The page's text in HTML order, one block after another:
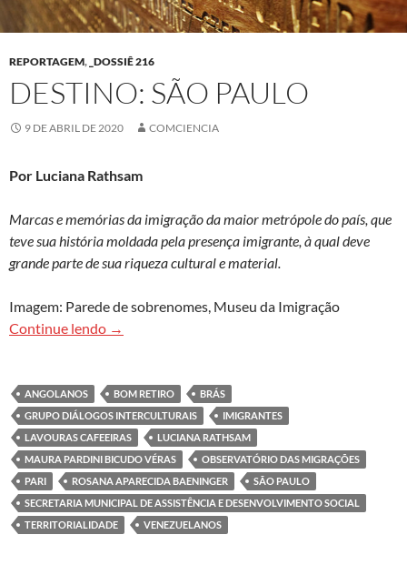
REPORTAGEM, _DOSSIÊ 216
DESTINO: SÃO PAULO
9 DE ABRIL DE 2020 COMCIENCIA
Por Luciana Rathsam
Marcas e memórias da imigração da maior metrópole do país, que
teve sua história moldada pela presença imigrante, à qual deve
grande parte de sua riqueza cultural e material.
Imagem: Parede de sobrenomes, Museu da Imigração
Continue lendo Destino: São Paulo
→
ANGOLANOS BOM RETIRO
BRÁS
GRUPO DIÁLOGOS INTERCULTURAIS
IMIGRANTES
LAVOURAS CAFEEIRAS
LUCIANA RATHSAM
MAURA PARDINI BICUDO VÉRAS
OBSERVATÓRIO DAS MIGRAÇÕES
PARI
ROSANA APARECIDA BAENINGER
SÃO PAULO
SECRETARIA MUNICIPAL DE ASSISTÊNCIA E DESENVOLVIMENTO SOCIAL
TERRITORIALIDADE
VENEZUELANOS